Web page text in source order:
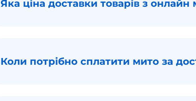
Яка ціна доставки товарів з онлайн
Коли потрібно сплатити мито за